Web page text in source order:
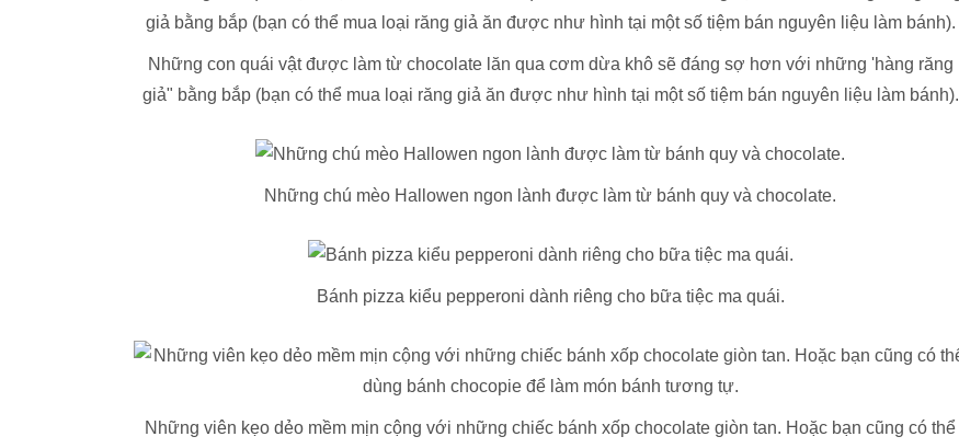
Những con quái vật được làm từ chocolate lăn qua cơm dừa khô sẽ đáng sợ hơn với những 'hàng răng
giả" bằng bắp (bạn có thể mua loại răng giả ăn được như hình tại một số tiệm bán nguyên liệu làm bánh).
Những chú mèo Hallowen ngon lành được làm từ bánh quy và chocolate.
Bánh pizza kiểu pepperoni dành riêng cho bữa tiệc ma quái.
Những viên kẹo dẻo mềm mịn cộng với những chiếc bánh xốp chocolate giòn tan. Hoặc bạn cũng có thể